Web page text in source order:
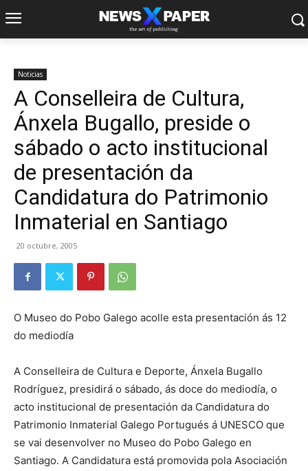
Noticias
A Conselleira de Cultura,
Ánxela Bugallo, preside o
sábado o acto institucional
de presentación da
Candidatura do Patrimonio
Inmaterial en Santiago
20 octubre, 2005
O Museo do Pobo Galego acolle esta presentación ás 12
do mediodía
A Conselleira de Cultura e Deporte, Ánxela Bugallo
Rodríguez, presidirá o sábado, ás doce do mediodía, o
acto institucional de presentación da Candidatura do
Patrimonio Inmaterial Galego Portugués á UNESCO que
se vai desenvolver no Museo do Pobo Galego en
Santiago. A Candidatura está promovida pola Asociación